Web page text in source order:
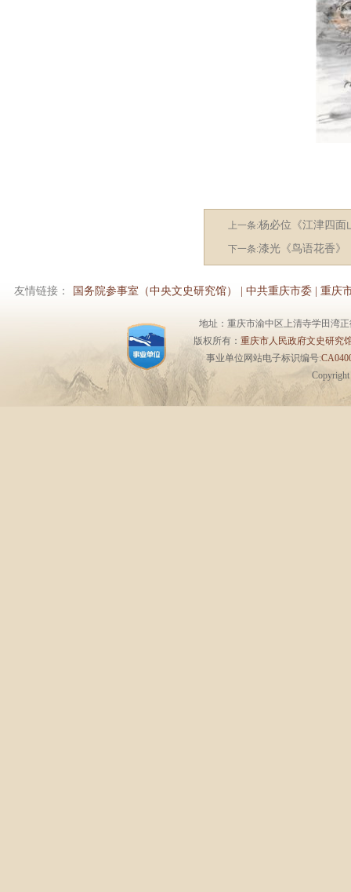
上一条:杨必位《江津四面
下一条:漆光《鸟语花香》
友情链接： 国务院参事室（中央文史研究馆） 中共重庆市委 重庆
地址：重庆市渝中区上清寺学田湾
版权所有： 重庆市人民政府文史研究
事业单位网站电子标识编号: